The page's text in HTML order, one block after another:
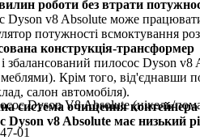
роботи без втрати
Dyson v8 Absolute може
потужності всмоктування
конструкція-трансформер
збалансований пилосос Dyson v8
Крім того, від'єднавши
салон автомобіля).
система очищення
Dyson v8 Absolute має низький
Dyson V8 Absolute (нікель/
01